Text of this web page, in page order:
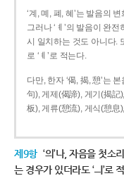
‘계, 몌, 폐, 혜’는 발음의
그러나 ‘ㅖ’의 발음이 완
시 일치하는 것도 아니다.
로 ‘ㅖ’로 적는다.
다만, 한자 ‘偈, 揭, 憩’는
句), 게제(偈諦), 게기(揭記
板), 게류(憩流), 게식(憩息
제9항 ‘의’나, 자음을 첫소
는 경우가 있더라도 ‘ㅢ’로